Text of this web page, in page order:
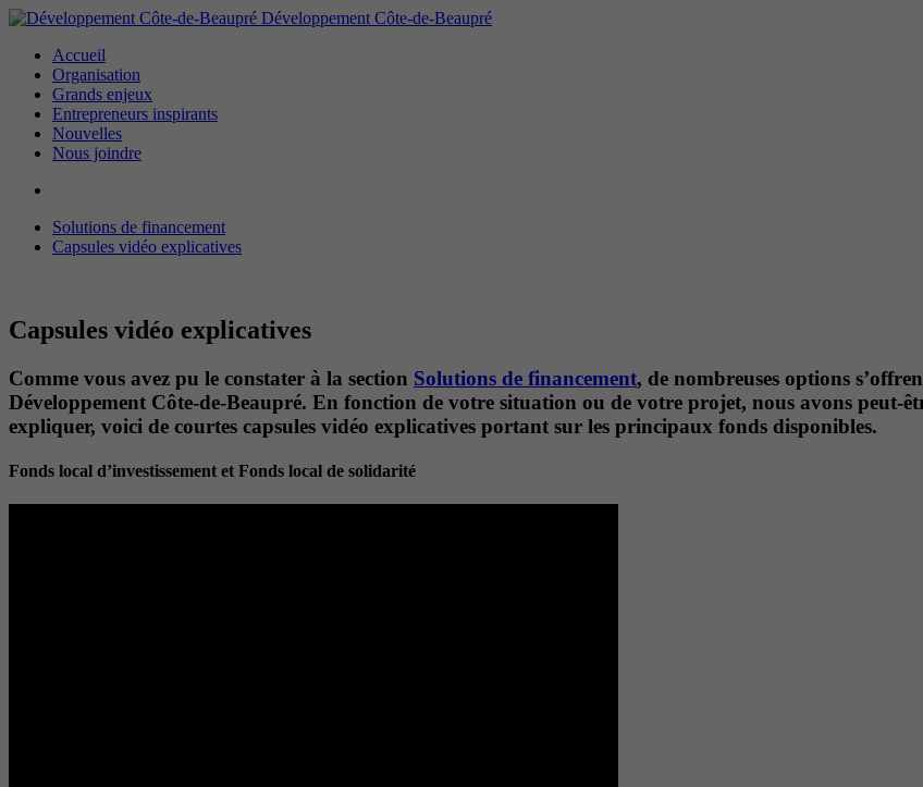
Développement Côte-de-Beaupré
Accueil
Organisation
Grands enjeux
Entrepreneurs inspirants
Nouvelles
Nous joindre
Solutions de financement
Capsules vidéo explicatives
Capsules vidéo explicatives
Comme vous avez pu le constater à la section Solutions de financement, de nombreuses options
Développement Côte-de-Beaupré. En fonction de votre situation ou de votre projet, nous avons peut-
expliquer, voici de courtes capsules vidéo explicatives portant sur les principaux fonds disponibles.
Fonds local d’investissement et Fonds local de solidarité